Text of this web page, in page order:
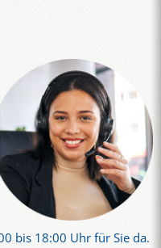
bis 18:00 Uhr für Sie da.